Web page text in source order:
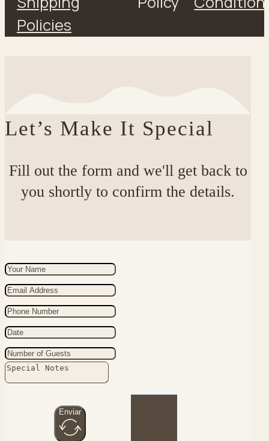
Fill out the form and we'll get back to